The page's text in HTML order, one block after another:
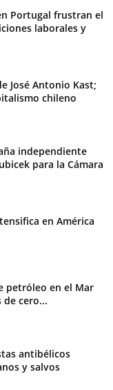
Portugal frustran el
laborales y
José Antonio Kast;
chileno
independiente
para la Cámara
en América
petróleo en el Mar
cero...
antibélicos
y salvos